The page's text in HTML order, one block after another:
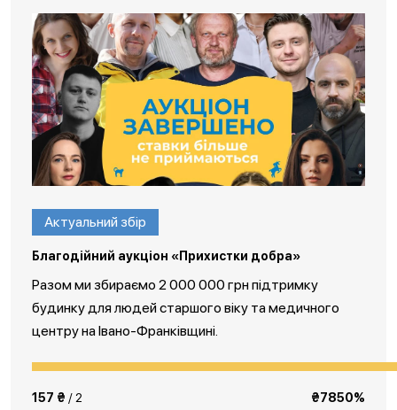
Актуальний збір
Благодійний аукціон «Прихистки добра»
Разом ми збираємо 2 000 000 грн підтримку
будинку для людей старшого віку та медичного
центру на Івано-Франківщині.
157 ₴ / 2 ₴7850%